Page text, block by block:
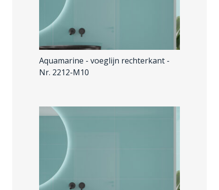
Aquamarine - voeglijn rechterkant -
Nr. 2212-M10